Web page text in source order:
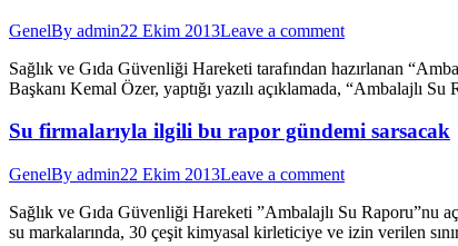
GenelBy admin22 Ekim 2013Leave a comment
Sağlık ve Gıda Güvenliği Hareketi tarafından hazırlanan
Başkanı Kemal Özer, yaptığı yazılı açıklamada, “Ambalajlı
Su firmalarıyla ilgili bu rapor gündemi sarsacak
GenelBy admin22 Ekim 2013Leave a comment
Sağlık ve Gıda Güvenliği Hareketi ”Ambalajlı Su Raporu”nu
su markalarında, 30 çeşit kimyasal kirleticiye ve izin verilen